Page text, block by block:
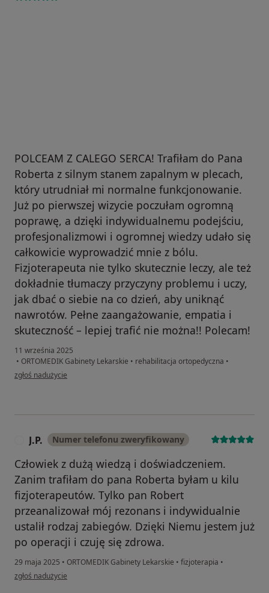
POLCEAM Z CALEGO SERCA! Trafiłam do Pana
Roberta z silnym stanem zapalnym w plecach,
który utrudniał mi normalne funkcjonowanie.
Już po pierwszej wizycie poczułam ogromną
poprawę, a dzięki indywidualnemu podejściu,
profesjonalizmowi i ogromnej wiedzy udało się
całkowicie wyprowadzić mnie z bólu.
Fizjoterapeuta nie tylko skutecznie leczy, ale też
dokładnie tłumaczy przyczyny problemu i uczy,
jak dbać o siebie na co dzień, aby uniknąć
nawrotów. Pełne zaangażowanie, empatia i
skuteczność – lepiej trafić nie można!! Polecam!
11 września 2025
• ORTOMEDIK Gabinety Lekarskie • rehabilitacja ortopedyczna •
w opinii użytkownika Monika
zgłoś nadużycie
J.P. Numer telefonu zweryfikowany
Człowiek z dużą wiedzą i doświadczeniem.
Zanim trafiłam do pana Roberta byłam u kilu
fizjoterapeutów. Tylko pan Robert
przeanalizował mój rezonans i indywidualnie
ustalił rodzaj zabiegów. Dzięki Niemu jestem już
po operacji i czuję się zdrowa.
29 maja 2025 • ORTOMEDIK Gabinety Lekarskie • fizjoterapia •
w opinii użytkownika J.P.
zgłoś nadużycie